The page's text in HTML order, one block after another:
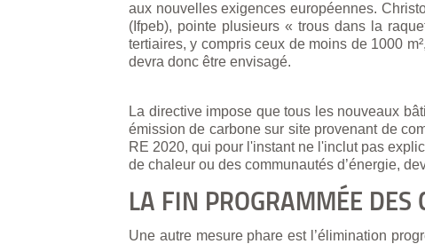
aux nouvelles exigences européennes.
(Ifpeb), pointe plusieurs « trous dans la
tertiaires, y compris ceux de moins de 1000
devra donc être envisagé.
La directive impose que tous les nouveaux
émission de carbone sur site provenant de
RE 2020, qui pour l'instant ne l'inclut pas
de chaleur ou des communautés d’énergie,
LA FIN PROGRAMMÉE DES
Une autre mesure phare est l’élimination